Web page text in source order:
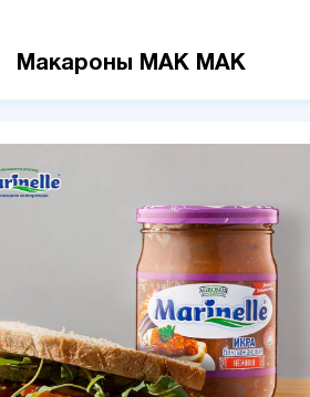
Макароны MAK MAK